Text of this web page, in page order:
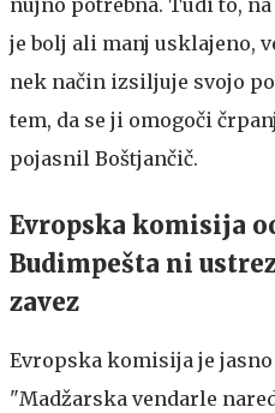
je bolj ali manj usklajeno,
nek način izsiljuje svojo
tem, da se ji omogoči
pojasnil Boštjančič.
Evropska komisija
Budimpešta ni
zavez
Evropska komisija je jasno
"Madžarska vendarle